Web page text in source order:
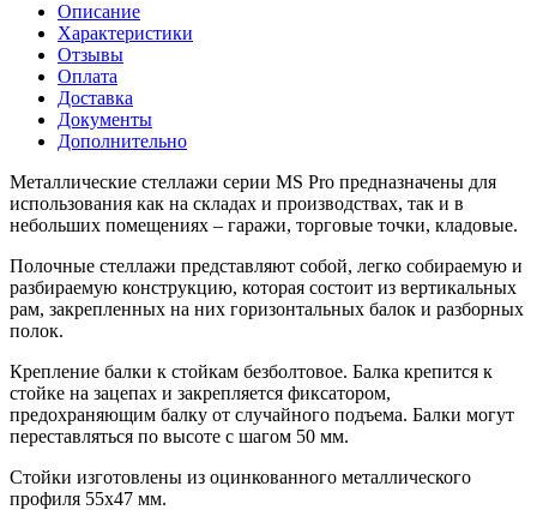
Описание
Характеристики
Отзывы
Оплата
Доставка
Документы
Дополнительно
Металлические стеллажи серии MS Pro предназначены для
использования как на складах и производствах, так и в
небольших помещениях – гаражи, торговые точки, кладовые.
Полочные стеллажи представляют собой, легко собираемую и
разбираемую конструкцию, которая состоит из вертикальных
рам, закрепленных на них горизонтальных балок и разборных
полок.
Крепление балки к стойкам безболтовое. Балка крепится к
стойке на зацепах и закрепляется фиксатором,
предохраняющим балку от случайного подъема. Балки могут
переставляться по высоте с шагом 50 мм.
Стойки изготовлены из оцинкованного металлического
профиля 55х47 мм.